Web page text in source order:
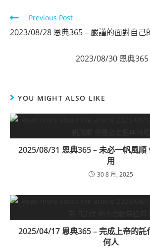
Previous Post
2023/08/28 恩典365 – 嚴謹的面對自己
2023/08/30 恩典
YOU MIGHT ALSO LIKE
2025/08/31 恩典365 – 未必一帆風順
用
30 8 月, 2025
2025/04/17 恩典365 – 完成上帝的託
何人